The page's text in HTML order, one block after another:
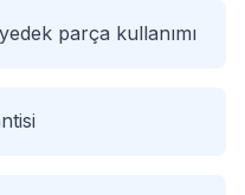
parça kullanımı